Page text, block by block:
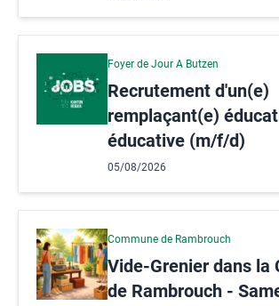
Foyer de Jour A Butzen
Recrutement d'un(e)
remplaçant(e)
éducative (m/f/d)
05/08/2026
Commune de Rambrouch
Vide-Grenier dans la
de Rambrouch -